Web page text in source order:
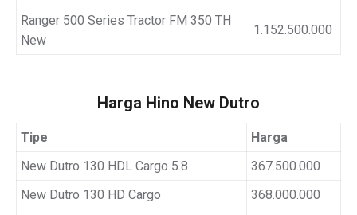
Ranger 500 Series Tractor FM 350 TH
New
1.152.500.000
Harga Hino New Dutro
Tipe
Harga
New Dutro 130 HDL Cargo 5.8
367.500.000
New Dutro 130 HD Cargo
368.000.000